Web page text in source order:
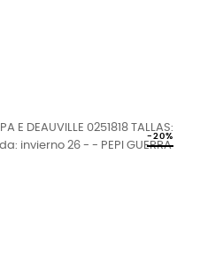
-20%